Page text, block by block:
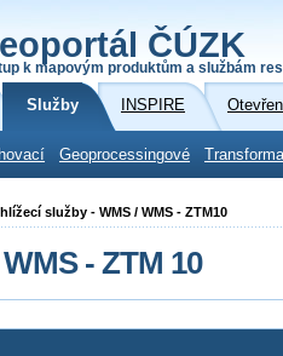
ČÚZK
k mapovým produktům a službám
Služby INSPIRE
Geoprocessingové
služby - WMS / WMS - ZTM10
- ZTM 10